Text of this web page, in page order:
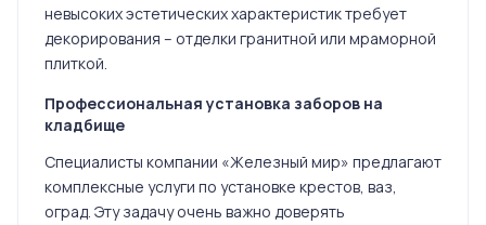
невысоких эстетических характеристик требует
декорирования – отделки гранитной или мраморной
плиткой.
Профессиональная установка заборов на
кладбище
Специалисты компании «Железный мир» предлагают
комплексные услуги по установке крестов, ваз,
оград. Эту задачу очень важно доверять